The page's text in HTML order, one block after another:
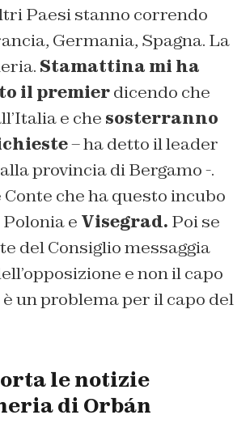
Paesi stanno correndo
Germania, Spagna. La
Stamattina mi ha
il premierdicendo che
e che sosterranno
– ha detto il leader
provincia di Bergamo -.
Conte che ha questo incubo
e Visegrad. Poi se
del Consiglio messaggia
e non il capo
un problema per il capo del
le notizie
di Orbán